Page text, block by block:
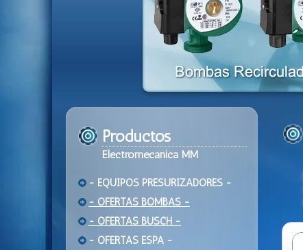
Productos
Electromecanica MM
- EQUIPOS PRESURIZADORES -
- OFERTAS BOMBAS -
- OFERTAS BUSCH -
- OFERTAS ESPA -